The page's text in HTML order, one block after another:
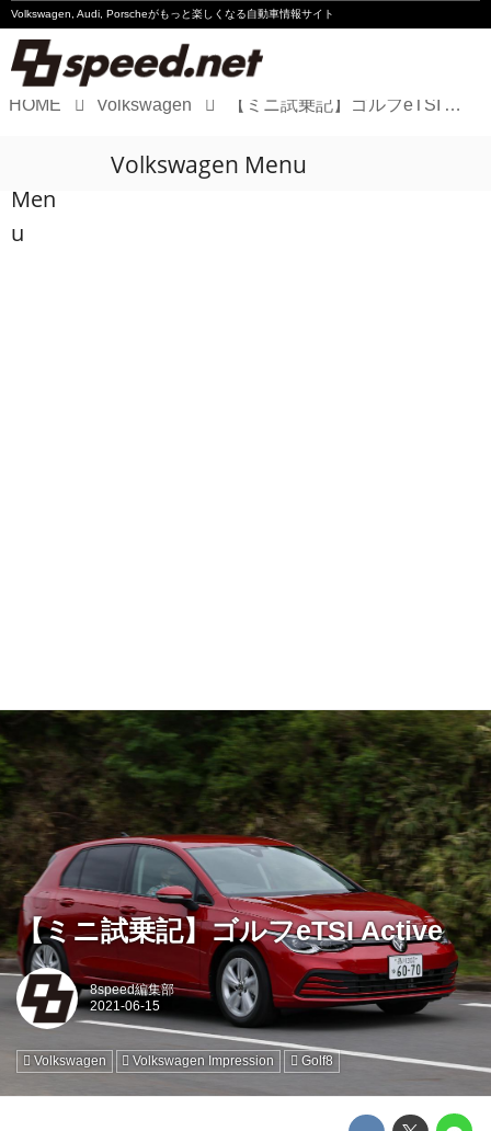
Volkswagen, Audi, Porscheがもっと楽しくなる自動車情報サイト
Audi
HOME Volkswagen 【ミニ試乗記】ゴルフeTSI Active
Men
u
Volkswagen Menu
【ミニ試乗記】ゴルフeTSI Active
8speed編集部
Volkswagen Volkswagen Impression Golf8